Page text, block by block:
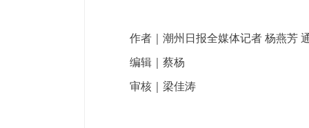
作者｜潮州日报全媒体记者 杨燕芳
编辑｜蔡杨
审核｜梁佳涛